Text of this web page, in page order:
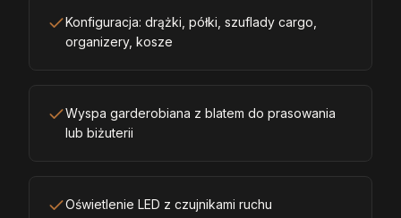
Konfiguracja: drążki, półki, szuflady cargo,
organizery, kosze
Wyspa garderobiana z blatem do prasowania
lub biżuterii
Oświetlenie LED z czujnikami ruchu